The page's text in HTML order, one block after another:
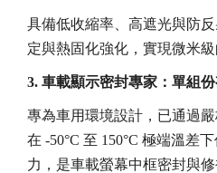
具備低收縮率、高遮光與防
定與熱固化強化，實現微米級
3. 車載顯示密封專家：單組
專為車用環境設計，已通過嚴
在 -50°C 至 150°C 極端溫差
力，是車載螢幕中框密封與修